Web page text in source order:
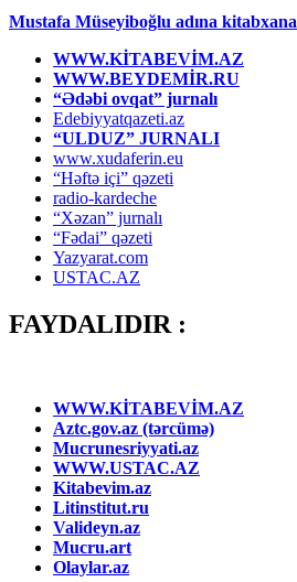
Mustafa Müseyiboğlu adına kitabxana
WWW.KİTABEVİM.AZ
WWW.BEYDEMİR.RU
“Ədəbi ovqat” jurnalı
Edebiyyatqazeti.az
“ULDUZ” JURNALI
www.xudaferin.eu
“Həftə içi” qəzeti
radio-kardeche
“Xəzan” jurnalı
“Fədai” qəzeti
Yazyarat.com
USTAC.AZ
FAYDALIDIR :
WWW.KİTABEVİM.AZ
Aztc.gov.az (tərcümə)
Mucrunesriyyati.az
WWW.USTAC.AZ
Kitabevim.az
Litinstitut.ru
Valideyn.az
Mucru.art
Olaylar.az